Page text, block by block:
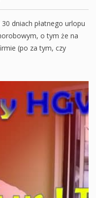
dniach płatnego urlopu
o tym że na
(po za tym, czy